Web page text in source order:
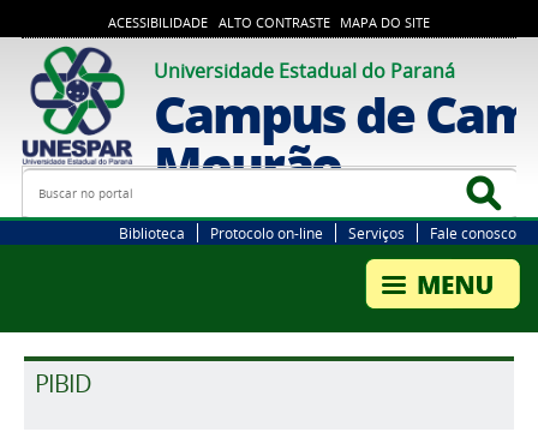
ACESSIBILIDADE ALTO CONTRASTE MAPA DO SITE
Universidade Estadual do Paraná
Campus de
Mourão
Busca
Biblioteca Protocolo on-line Serviços Fale conosco
PIBID